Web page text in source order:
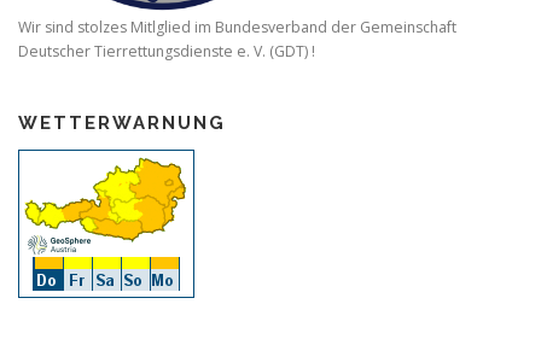
Wir sind stolzes Mitlglied im Bundesverband der Gemeinschaft
Deutscher Tierrettungsdienste e. V. (GDT) !
WETTERWARNUNG